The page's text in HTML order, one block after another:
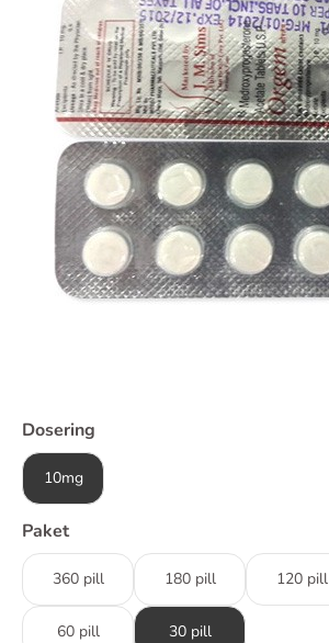
Dosering
10mg
Paket
360 pill 180 pill 120 pill
60 pill 30 pill